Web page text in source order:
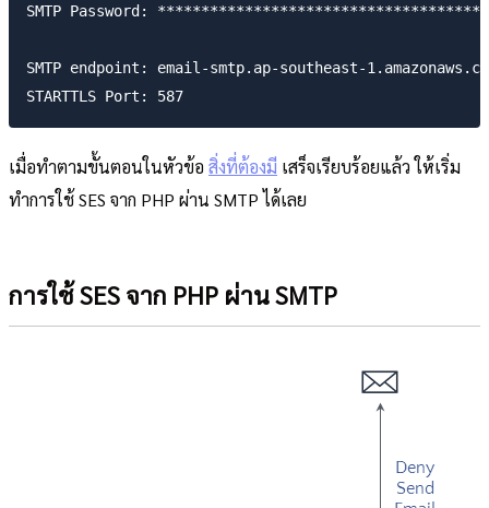
SMTP Password:
SMTP endpoint: email-smtp.ap-southeast-
เมื่อทำตามขั้นตอนในหัวข้อ สิ่งที่ต้องมี เสร็จเรียบร้อยแล้ว ให้เริ่ม
ทำการใช้ SES จาก PHP ผ่าน SMTP ได้เลย
การใช้ SES จาก PHP ผ่าน SMTP